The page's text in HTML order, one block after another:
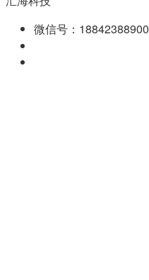
微信号：18842388900